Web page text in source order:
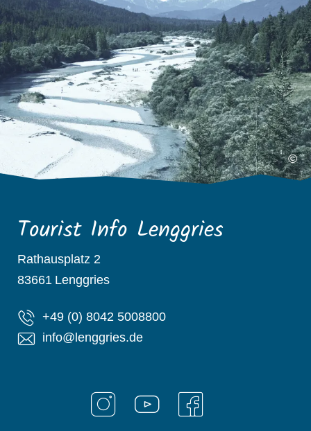
©
Tourist Info Lenggries
Rathausplatz 2
83661 Lenggries
+49 (0) 8042 5008800
info@lenggries.de